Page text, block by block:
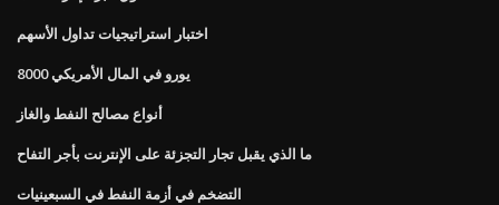
اختبار استراتيجيات تداول الأسهم
8000 يورو في المال الأمريكي
أنواع مصالح النفط والغاز
ما الذي يقبل تجار التجزئة على الإنترنت بأجر التفاح
التضخم في أزمة النفط في السبعينيات